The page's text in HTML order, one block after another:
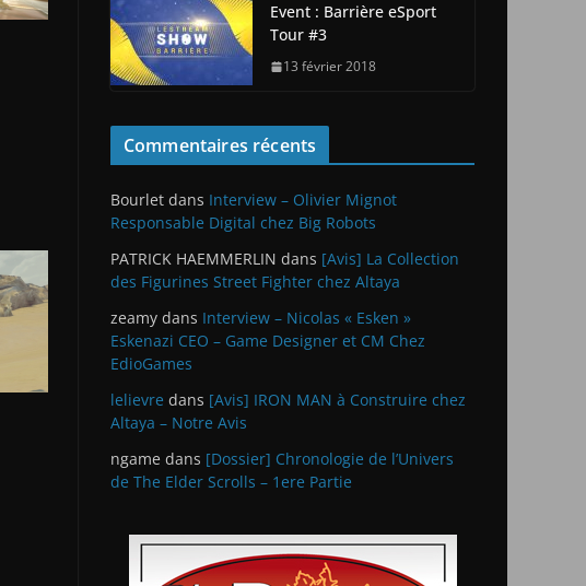
Event : Barrière eSport
Tour #3
13 février 2018
Commentaires récents
Bourlet dans Interview – Olivier Mignot
Responsable Digital chez Big Robots
PATRICK HAEMMERLIN dans [Avis] La Collection
des Figurines Street Fighter chez Altaya
zeamy dans Interview – Nicolas « Esken »
Eskenazi CEO – Game Designer et CM Chez
EdioGames
lelievre dans [Avis] IRON MAN à Construire chez
Altaya – Notre Avis
ngame dans [Dossier] Chronologie de l’Univers
de The Elder Scrolls – 1ere Partie